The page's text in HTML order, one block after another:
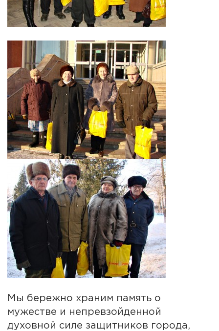
Мы бережно храним память о
мужестве и непревзойденной
духовной силе защитников города,